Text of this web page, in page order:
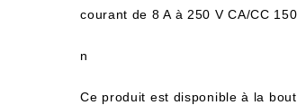
courant de 8 A à 250 V CA/CC
n
Ce produit est disponible à la